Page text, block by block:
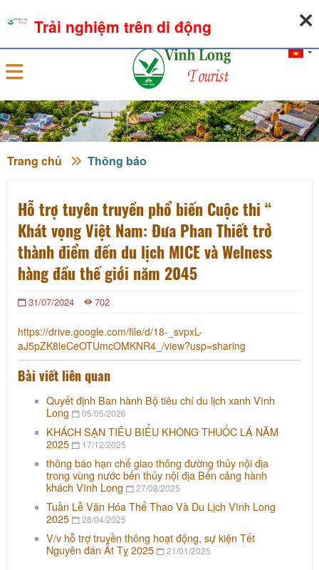
Đăng nhập
Trang chủ Thông báo
Hỗ trợ tuyên truyền phổ biến Cuộc thi “
Khát vọng Việt Nam: Đưa Phan Thiết trở
thành điểm đến du lịch MICE và Welness
hàng đầu thế giới năm 2045
31/07/2024 702
https://drive.google.com/file/d/18-_svpxL-
aJ5pZK8leCeOTUmcOMKNR4_/view?usp=sharing
Bài viết liên quan
Quyết định Ban hành Bộ tiêu chí du lịch xanh Vĩnh
Long
05/05/2026
KHÁCH SẠN TIÊU BIỂU KHÔNG THUỐC LÁ NĂM
2025
17/12/2025
thông báo hạn chế giao thông đường thủy nội địa
trong vùng nước bến thủy nội địa Bến cảng hành
khách Vĩnh Long
27/08/2025
Tuần Lễ Văn Hóa Thể Thao Và Du Lịch Vĩnh Long
2025
28/04/2025
V/v hỗ trợ truyền thông hoạt động, sự kiện Tết
Nguyên đán Ất Tỵ 2025
21/01/2025
Trải nghiệm trên di động